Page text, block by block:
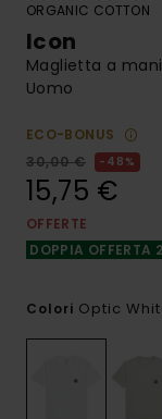
ORGANIC COTTON
Icon
Maglietta a
Uomo
ECO-BONUS
30,00 €
48%
15,75 €
OFFERTE
DOPPIA OFFERTA
Colori Optic